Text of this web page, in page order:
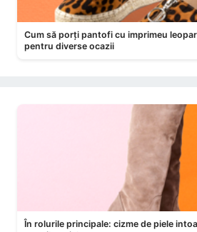
Cum să porți pantofi cu imprimeu
pentru diverse ocazii
În rolurile principale: cizme de piele